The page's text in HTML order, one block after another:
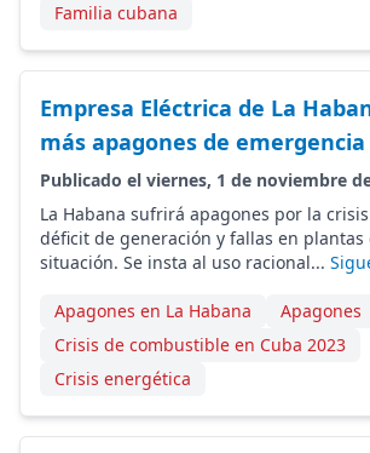
Familia cubana
Empresa Eléctrica de La
más apagones de emergencia
Publicado el viernes, 1 de noviembre
La Habana sufrirá apagones por la
déficit de generación y fallas en plantas
situación. Se insta al uso racional...
Apagones en La Habana
Apagones
Crisis de combustible en Cuba 2023
Crisis energética